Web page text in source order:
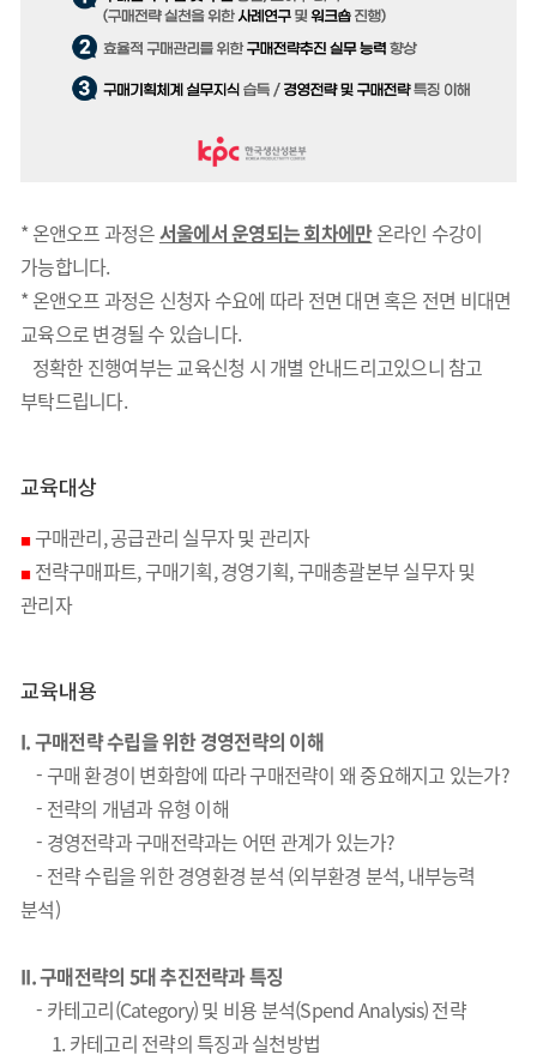
* 온앤오프 과정은서울에서 운영되는 회차에만온라인 수강이
가능합니다.
* 온앤오프 과정은 신청자 수요에 따라 전면 대면 혹은 전면 비대면
교육으로 변경될 수 있습니다.
정확한 진행여부는 교육신청 시 개별 안내드리고있으니 참고
부탁드립니다.
교육대상
■ 구매관리, 공급관리 실무자 및 관리자
■ 전략구매파트, 구매기획, 경영기획, 구매총괄본부 실무자 및
관리자
교육내용
I.구매전략 수립을 위한 경영전략의 이해
- 구매 환경이 변화함에 따라 구매전략이 왜 중요해지고 있는가?
- 전략의 개념과 유형 이해
- 경영전략과 구매전략과는 어떤 관계가 있는가?
- 전략 수립을 위한 경영환경 분석 (외부환경 분석, 내부능력
분석)
II.구매전략의 5대 추진전략과 특징
- 카테고리(Category) 및 비용 분석(Spend Analysis) 전략
1. 카테고리 전략의 특징과 실천방법